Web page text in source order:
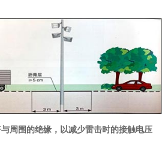
周围的绝缘，以减少雷击时的接触电压